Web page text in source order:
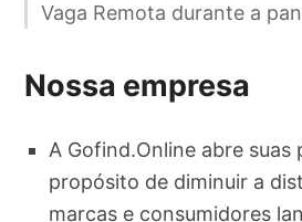
Vaga Remota durante a
Nossa empresa
A Gofind.Online abre suas
propósito de diminuir a
marcas e consumidores